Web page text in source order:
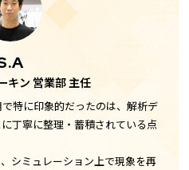
キン 営業部 主任
で特に印象的だったのは、解析デ
丁寧に整理・蓄積されている点
シミュレーション上で現象を再